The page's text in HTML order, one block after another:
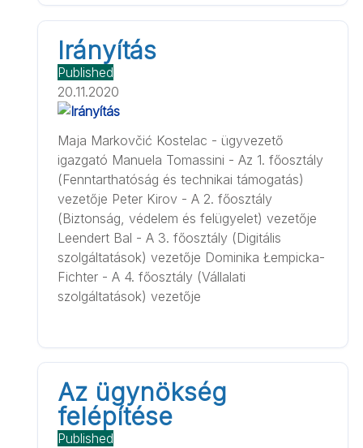
Irányítás
Published
20.11.2020
Maja Markovčić Kostelac - ügyvezető
igazgató Manuela Tomassini - Az 1. főosztály
(Fenntarthatóság és technikai támogatás)
vezetője Peter Kirov - A 2. főosztály
(Biztonság, védelem és felügyelet) vezetője
Leendert Bal - A 3. főosztály (Digitális
szolgáltatások) vezetője Dominika Łempicka-
Fichter - A 4. főosztály (Vállalati
szolgáltatások) vezetője
Az ügynökség
felépítése
Published